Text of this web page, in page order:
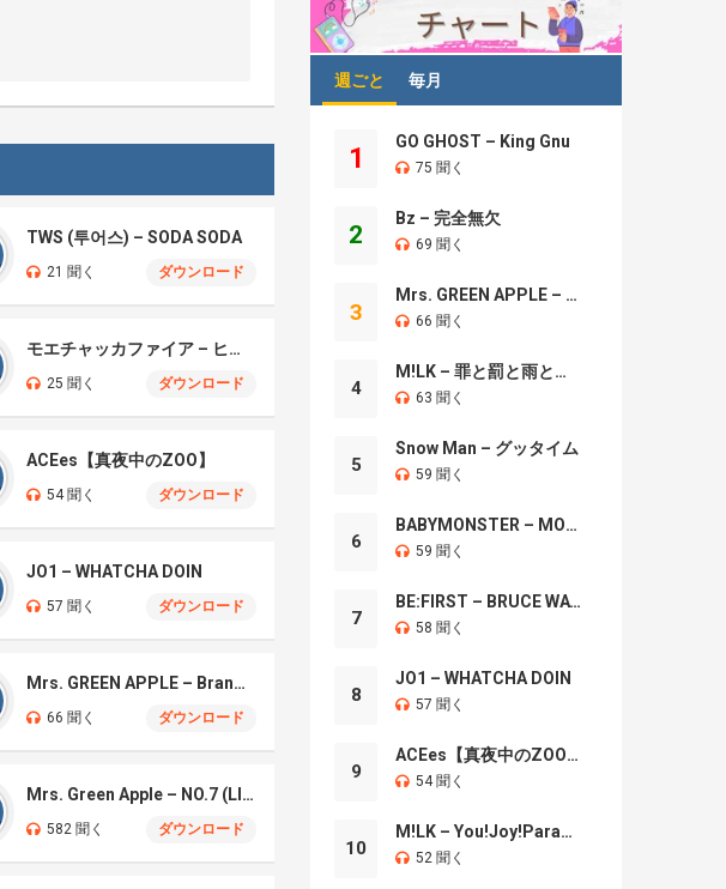
TWS (투어스) – SODA SODA
21 聞く ダウンロード
モエチャッカファイア – ヒューゴ、狛野真斗、ライト、セヴェリアン (Cover )
25 聞く ダウンロード
ACEes【真夜中のZOO】
54 聞く ダウンロード
JO1 – WHATCHA DOIN
57 聞く ダウンロード
Mrs. GREEN APPLE – Brand New
66 聞く ダウンロード
Mrs. Green Apple – NO.7 (LIVE)
582 聞く ダウンロード
週ごと 毎月
1
GO GHOST – King Gnu
75 聞く
2
Bz – 完全無欠
69 聞く
3
Mrs. GREEN APPLE – Brand New
66 聞く
4
M!LK – 罪と罰と雨とキス
63 聞く
5
Snow Man – グッタイム
59 聞く
6
BABYMONSTER – MOON
59 聞く
7
BE:FIRST – BRUCE WAYNE
58 聞く
8
JO1 – WHATCHA DOIN
57 聞く
9
ACEes【真夜中のZOO】
54 聞く
10
M!LK – You!Joy!Parade!
52 聞く